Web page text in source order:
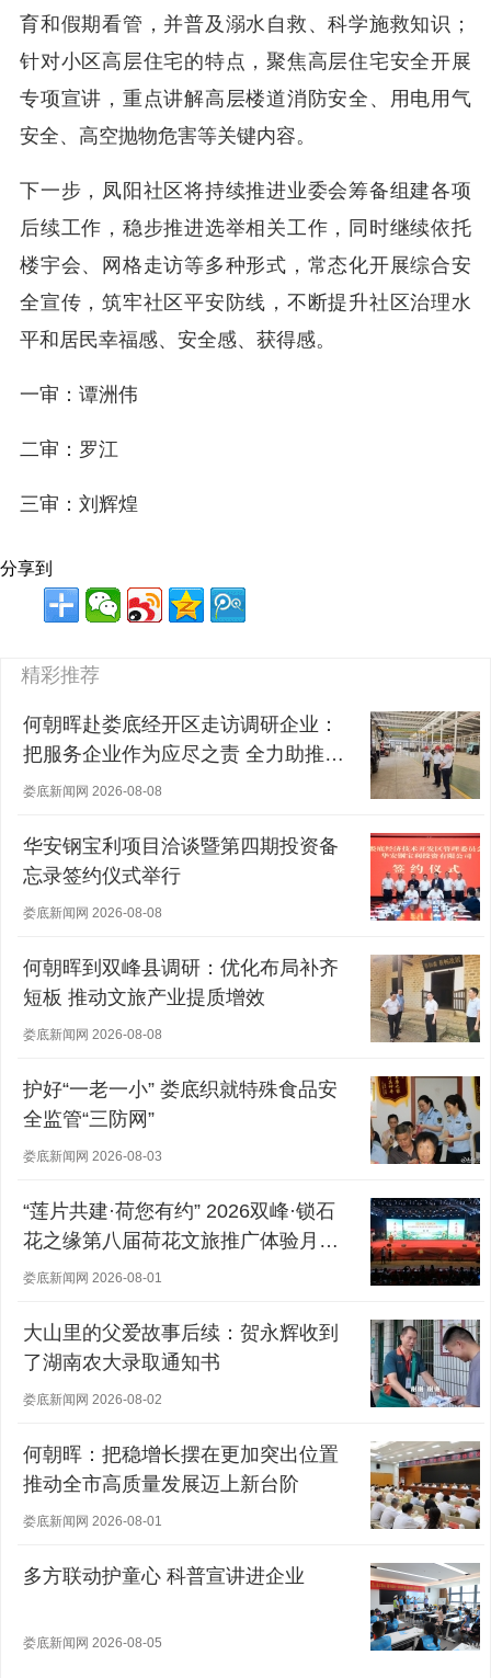
育和假期看管，并普及溺水自救、科学施救知识；
针对小区高层住宅的特点，聚焦高层住宅安全开展
专项宣讲，重点讲解高层楼道消防安全、用电用气
安全、高空抛物危害等关键内容。
下一步，凤阳社区将持续推进业委会筹备组建各项
后续工作，稳步推进选举相关工作，同时继续依托
楼宇会、网格走访等多种形式，常态化开展综合安
全宣传，筑牢社区平安防线，不断提升社区治理水
平和居民幸福感、安全感、获得感。
一审：谭洲伟
二审：罗江
三审：刘辉煌
分享到
精彩推荐
何朝晖赴娄底经开区走访调研企业：
把服务企业作为应尽之责 全力助推经
营主体稳健发展
娄底新闻网 2026-08-08
华安钢宝利项目洽谈暨第四期投资备
忘录签约仪式举行
娄底新闻网 2026-08-08
何朝晖到双峰县调研：优化布局补齐
短板 推动文旅产业提质增效
娄底新闻网 2026-08-08
护好“一老一小” 娄底织就特殊食品安
全监管“三防网”
娄底新闻网 2026-08-03
“莲片共建·荷您有约” 2026双峰·锁石
花之缘第八届荷花文旅推广体验月盛
大开幕
娄底新闻网 2026-08-01
大山里的父爱故事后续：贺永辉收到
了湖南农大录取通知书
娄底新闻网 2026-08-02
何朝晖：把稳增长摆在更加突出位置
推动全市高质量发展迈上新台阶
娄底新闻网 2026-08-01
多方联动护童心 科普宣讲进企业
娄底新闻网 2026-08-05